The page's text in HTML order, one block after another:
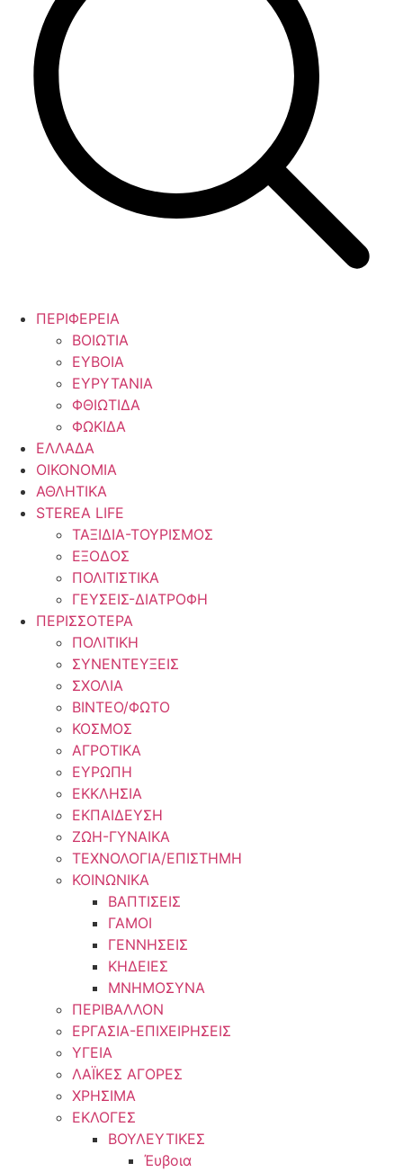
ΠΕΡΙΦΕΡΕΙΑ
ΒΟΙΩΤΙΑ
ΕΥΒΟΙΑ
ΕΥΡΥΤΑΝΙΑ
ΦΘΙΩΤΙΔΑ
ΦΩΚΙΔΑ
ΕΛΛΑΔΑ
ΟΙΚΟΝΟΜΙΑ
ΑΘΛΗΤΙΚΑ
STEREA LIFE
ΤΑΞΙΔΙΑ-ΤΟΥΡΙΣΜΟΣ
ΕΞΟΔΟΣ
ΠΟΛΙΤΙΣΤΙΚΑ
ΓΕΥΣΕΙΣ-ΔΙΑΤΡΟΦΗ
ΠΕΡΙΣΣΟΤΕΡΑ
ΠΟΛΙΤΙΚΗ
ΣΥΝΕΝΤΕΥΞΕΙΣ
ΣΧΟΛΙΑ
ΒΙΝΤΕΟ/ΦΩΤΟ
ΚΟΣΜΟΣ
ΑΓΡΟΤΙΚΑ
ΕΥΡΩΠΗ
ΕΚΚΛΗΣΙΑ
ΕΚΠΑΙΔΕΥΣΗ
ΖΩΗ-ΓΥΝΑΙΚΑ
ΤΕΧΝΟΛΟΓΙΑ/ΕΠΙΣΤΗΜΗ
ΚΟΙΝΩΝΙΚΑ
ΒΑΠΤΙΣΕΙΣ
ΓΑΜΟΙ
ΓΕΝΝΗΣΕΙΣ
ΚΗΔΕΙΕΣ
ΜΝΗΜΟΣΥΝΑ
ΠΕΡΙΒΑΛΛΟΝ
ΕΡΓΑΣΙΑ-ΕΠΙΧΕΙΡΗΣΕΙΣ
ΥΓΕΙΑ
ΛΑΪΚΕΣ ΑΓΟΡΕΣ
ΧΡΗΣΙΜΑ
ΕΚΛΟΓΕΣ
ΒΟΥΛΕΥΤΙΚΕΣ
Έυβοια